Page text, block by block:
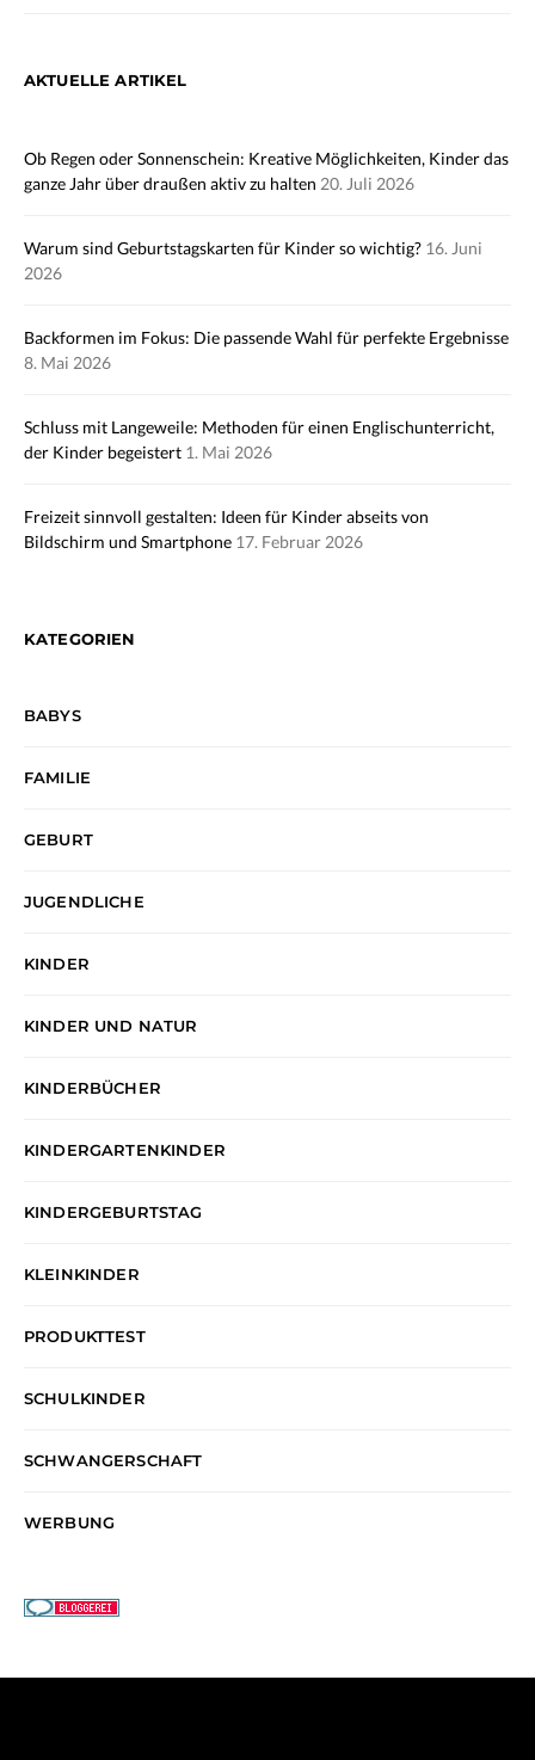
AKTUELLE ARTIKEL
Ob Regen oder Sonnenschein: Kreative Möglichkeiten, Kinder das
ganze Jahr über draußen aktiv zu halten 20. Juli 2026
Warum sind Geburtstagskarten für Kinder so wichtig? 16. Juni
2026
Backformen im Fokus: Die passende Wahl für perfekte Ergebnisse
8. Mai 2026
Schluss mit Langeweile: Methoden für einen Englischunterricht,
der Kinder begeistert 1. Mai 2026
Freizeit sinnvoll gestalten: Ideen für Kinder abseits von
Bildschirm und Smartphone 17. Februar 2026
KATEGORIEN
BABYS
FAMILIE
GEBURT
JUGENDLICHE
KINDER
KINDER UND NATUR
KINDERBÜCHER
KINDERGARTENKINDER
KINDERGEBURTSTAG
KLEINKINDER
PRODUKTTEST
SCHULKINDER
SCHWANGERSCHAFT
WERBUNG